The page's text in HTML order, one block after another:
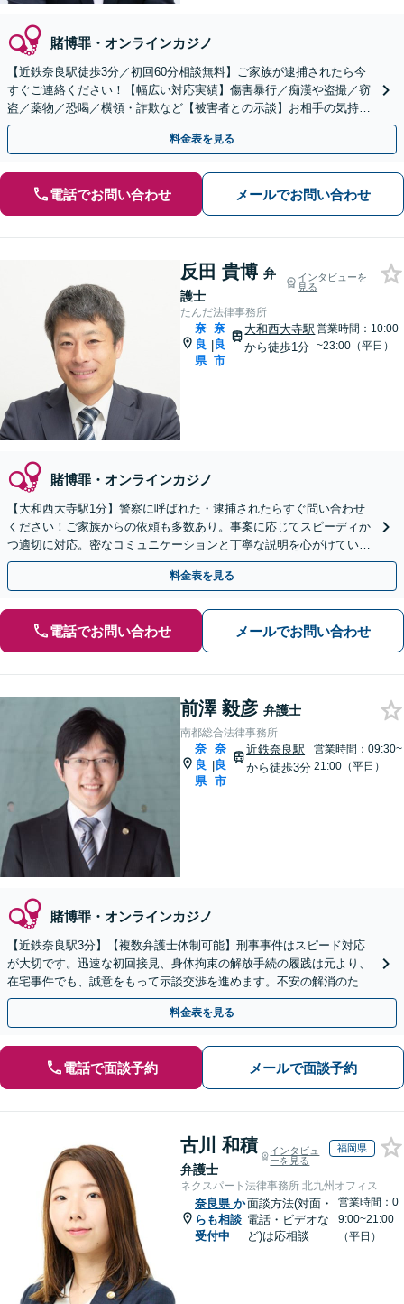
賭博罪・オンラインカジノ
【近鉄奈良駅徒歩3分／初回60分相談無料】ご家族が逮捕されたら今
すぐご連絡ください！【幅広い対応実績】傷害暴行／痴漢や盗撮／窃
盗／薬物／恐喝／横領・詐欺など【被害者との示談】お相手の気持ち
に寄り添い交渉します。
料金表を見る
電話でお問い合わせ メールでお問い合わせ
反田 貴博 弁
護士
インタビューを
見る
たんだ法律事務所
奈
良
県
|
奈
良
市
大和西大寺駅
から徒歩1分
営業時間：10:00
~23:00（平日）
賭博罪・オンラインカジノ
【大和西大寺駅1分】警察に呼ばれた・逮捕されたらすぐ問い合わせ
ください！ご家族からの依頼も多数あり。事案に応じてスピーディか
つ適切に対応。密なコミュニケーションと丁寧な説明を心がけていま
す【初回相談無料】【休日・夜間対応可】
料金表を見る
電話でお問い合わせ メールでお問い合わせ
前澤 毅彦 弁護士
南都総合法律事務所
奈
良
県
|
奈
良
市
近鉄奈良駅
から徒歩3分
営業時間：09:30~
21:00（平日）
賭博罪・オンラインカジノ
【近鉄奈良駅3分】【複数弁護士体制可能】刑事事件はスピード対応
が大切です。迅速な初回接見、身体拘束の解放手続の履践は元より、
在宅事件でも、誠意をもって示談交渉を進めます。不安の解消のた
め、今後の方針だけでも考えてみませんか？
料金表を見る
電話で面談予約 メールで面談予約
古川 和積
弁護士
インタビュ
ーを見る
福岡県
ネクスパート法律事務所 北九州オフィス
奈良県 か
らも相談
受付中
面談方法(対面・
電話・ビデオな
ど)は応相談
営業時間：0
9:00~21:00
（平日）